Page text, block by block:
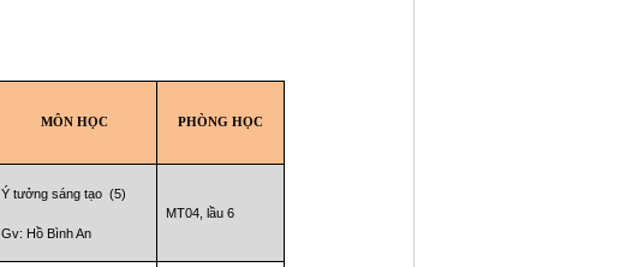
MÔN HỌC PHÒNG HỌC
Ý tưởng sáng tạo (5)
Gv: Hồ Bình An
MT04, lầu 6